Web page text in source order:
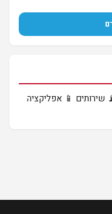
שירותים 📱 אפליקציה